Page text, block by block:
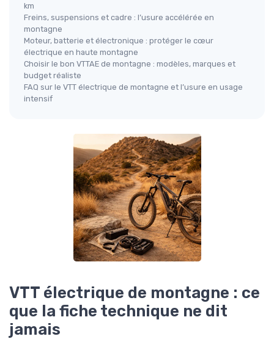
km
Freins, suspensions et cadre : l’usure accélérée en
montagne
Moteur, batterie et électronique : protéger le cœur
électrique en haute montagne
Choisir le bon VTTAE de montagne : modèles, marques et
budget réaliste
FAQ sur le VTT électrique de montagne et l’usure en usage
intensif
VTT électrique de montagne : ce
que la fiche technique ne dit
jamais